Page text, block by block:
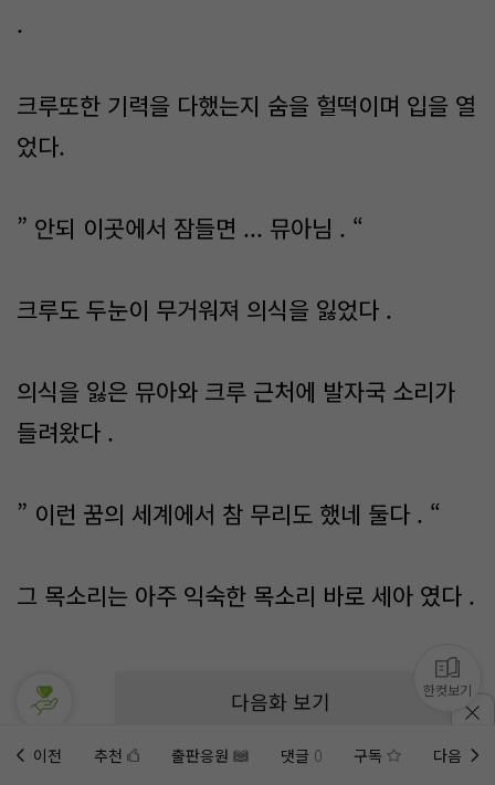
.
크루또한 기력을 다했는지 숨을 헐떡이며 입을 열
었다.
” 안되 이곳에서 잠들면 ... 뮤아님 . “
크루도 두눈이 무거워져 의식을 잃었다 .
의식을 잃은 뮤아와 크루 근처에 발자국 소리가
들려왔다 .
” 이런 꿈의 세계에서 참 무리도 했네 둘다 . “
그 목소리는 아주 익숙한 목소리 바로 세아 였다 .
다음화 보기
이전 추천 출판응원 댓글 0 구독 다음
한컷보기
홈에미노벨 웹추가하기 미노벨 앱설치하기